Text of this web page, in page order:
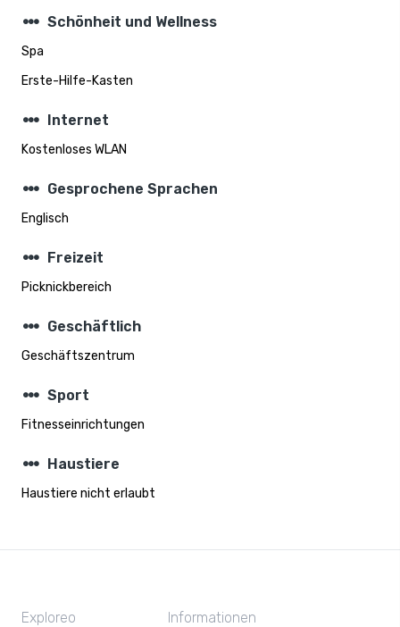
steppers Schönheit und Wellness
Spa
Erste-Hilfe-Kasten
steppers Internet
Kostenloses WLAN
steppers Gesprochene Sprachen
Englisch
steppers Freizeit
Picknickbereich
steppers Geschäftlich
Geschäftszentrum
steppers Sport
Fitnesseinrichtungen
steppers Haustiere
Haustiere nicht erlaubt
Exploreo Informationen